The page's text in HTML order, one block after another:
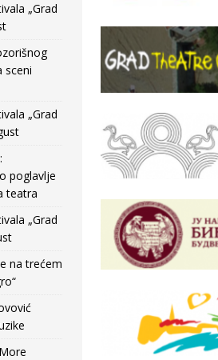
„Grad
sceni
„Grad
poglavlje
teatra
„Grad
na trećem